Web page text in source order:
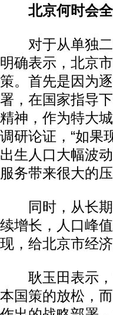
北京何时会全
对于从单独二
明确表示，北京
策。首先是因为
署，在国家指导
精神，作为特大
调研论证，“如果
出生人口大幅波
服务带来很大的压
同时，从长期
续增长，人口峰
现，给北京市经
耿玉田表示，“
本国策的放松，